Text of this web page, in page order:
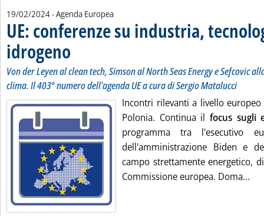
19/02/2024- Agenda Europea
UE: conferenze su industria,
idrogeno . Sottotitolo: Von der Leyen al clean tech, Simson al North Seas
Von der Leyen al clean tech, Simson al North Seas Energy e Sefcovic
clima. Il 403° numero dell'agenda UE a cura di Sergio Matalucci
Incontri rilevanti a livello
Polonia. Continua il focus sugli
programma tra l'esecutivo
dell'amministrazione Biden e
campo strettamente energetico,
Commissione europea. Doma...